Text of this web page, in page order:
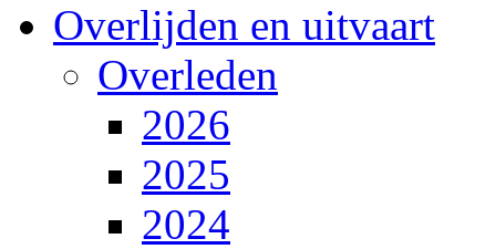
Overlijden en uitvaart
Overleden
2026
2025
2024